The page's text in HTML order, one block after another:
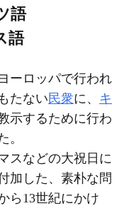
語
語
ーロッパで行われ
たない民衆に、 キ
示するために行わ
。
スなどの大祝日に
加した、素朴な問
ら13世紀にかけ